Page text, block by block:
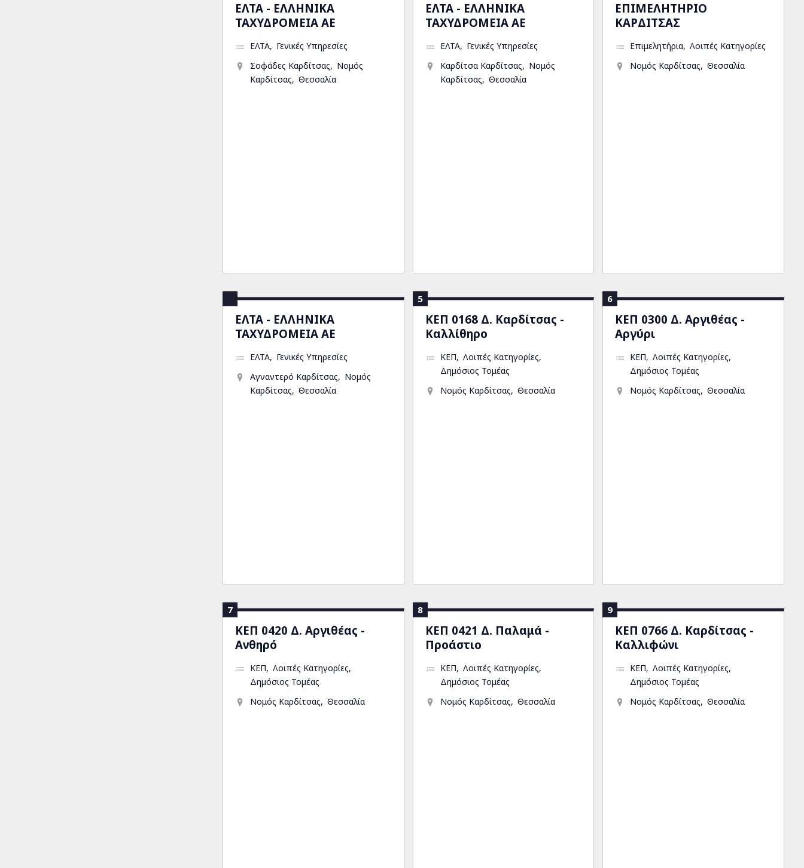
ΕΛΤΑ - ΕΛΛΗΝΙΚΑ
ΤΑΧΥΔΡΟΜΕΙΑ ΑΕ
ΕΛΤΑ
Γενικές Υπηρεσίες
Σοφάδες Καρδίτσας
Νομός
Καρδίτσας
Θεσσαλία
ΕΛΤΑ - ΕΛΛΗΝΙΚΑ
ΤΑΧΥΔΡΟΜΕΙΑ ΑΕ
ΕΛΤΑ
Γενικές Υπηρεσίες
Καρδίτσα Καρδίτσας
Νομός
Καρδίτσας
Θεσσαλία
ΕΠΙΜΕΛΗΤΗΡΙΟ
ΚΑΡΔΙΤΣΑΣ
Επιμελητήρια
Λοιπές Κατηγορίες
Νομός Καρδίτσας
Θεσσαλία
ΕΛΤΑ - ΕΛΛΗΝΙΚΑ
ΤΑΧΥΔΡΟΜΕΙΑ ΑΕ
ΕΛΤΑ
Γενικές Υπηρεσίες
Αγναντερό Καρδίτσας
Νομός
Καρδίτσας
Θεσσαλία
5
ΚΕΠ 0168 Δ. Καρδίτσας -
Καλλίθηρο
ΚΕΠ
Λοιπές Κατηγορίες
Δημόσιος Τομέας
Νομός Καρδίτσας
Θεσσαλία
6
ΚΕΠ 0300 Δ. Αργιθέας -
Αργύρι
ΚΕΠ
Λοιπές Κατηγορίες
Δημόσιος Τομέας
Νομός Καρδίτσας
Θεσσαλία
7
ΚΕΠ 0420 Δ. Αργιθέας -
Ανθηρό
ΚΕΠ
Λοιπές Κατηγορίες
Δημόσιος Τομέας
Νομός Καρδίτσας
Θεσσαλία
8
ΚΕΠ 0421 Δ. Παλαμά -
Προάστιο
ΚΕΠ
Λοιπές Κατηγορίες
Δημόσιος Τομέας
Νομός Καρδίτσας
Θεσσαλία
9
ΚΕΠ 0766 Δ. Καρδίτσας -
Καλλιφώνι
ΚΕΠ
Λοιπές Κατηγορίες
Δημόσιος Τομέας
Νομός Καρδίτσας
Θεσσαλία